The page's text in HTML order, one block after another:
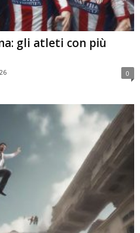
gli atleti con più
0